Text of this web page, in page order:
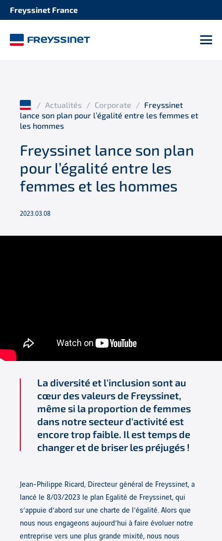
Freyssinet France
/ Actualités / Corporate / Freyssinet
lance son plan pour l’égalité entre les femmes et
les hommes
Freyssinet lance son plan
pour l’égalité entre les
femmes et les hommes
2023.03.08
La diversité et l'inclusion sont au
cœur des valeurs de Freyssinet,
même si la proportion de femmes
dans notre secteur d'activité est
encore trop faible. Il est temps de
changer et de briser les préjugés !
Jean-Philippe Ricard, Directeur général de Freyssinet, a
lancé le 8/03/2023 le plan Egalité de Freyssinet, qui
s’appuie d’abord sur une charte de l’égalité. Alors que
nous nous engageons aujourd’hui à faire évoluer notre
entreprise vers une plus grande mixité, nous nous